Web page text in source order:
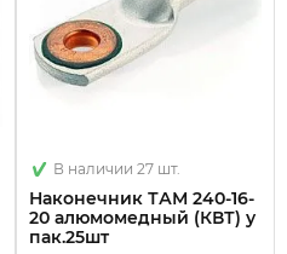
В наличии 27 шт.
Наконечник ТАМ 240-16-
20 алюмомедный (КВТ) у
пак.25шт